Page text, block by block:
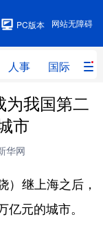
网站无障碍
PC版本
人事 国际 财
人事
体育
军事
为我国第二
市
华网
继上海之后，
亿元的城市。